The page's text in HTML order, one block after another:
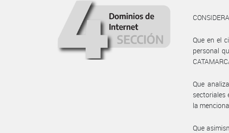
Que en el
personal
Que
sectoriales
la
Que